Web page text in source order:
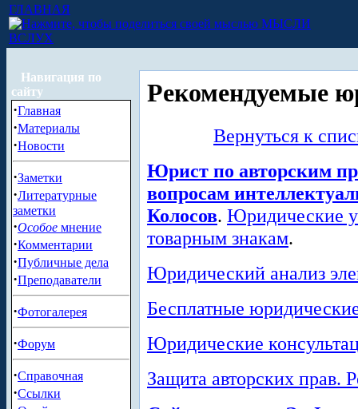
ГЛАВНАЯ
МЫСЛИ
ВСЛУХ
Навигация по
сайту
·Главная
·Материалы
·Новости
·Заметки
·Литературные
заметки
·Особое мнение
·Комментарии
·Публичные дела
·Преподаватели
·Фотогалерея
·Форум
·Справочная
·Ссылки
Рекомендуемые
Вернуться к
Юрист по авторским
вопросам
Колосов. Юридические
товарным знакам.
Юридический анализ
Бесплатные
Юридические
Защита авторских прав.